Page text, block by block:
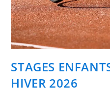
STAGES
HIVER 2026